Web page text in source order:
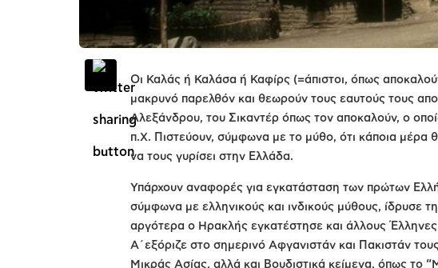
Οι Καλάς ή Καλάσα ή Καφίρς (=άπιστοι, όπως
μακρυνό παρελθόν και θεωρούν τους εαυτούς τους
Αλεξάνδρου, του Σικαντέρ όπως τον αποκαλούν, ο
π.Χ. Πιστεύουν, σύμφωνα με το μύθο, ότι κάποια μέρα
να τους γυρίσει στην Ελλάδα.
Υπάρχουν αναφορές για εγκατάσταση των πρώτων
σύμφωνα με ελληνικούς και ινδικούς μύθους, ίδρυσε
αργότερα ο Ηρακλής εγκατέστησε και άλλους
Α΄εξόριζε στο σημερινό Αφγανιστάν και Πακιστάν
Μικράς Ασίας, αλλά και Βουδιστικά κείμενα, όπως το